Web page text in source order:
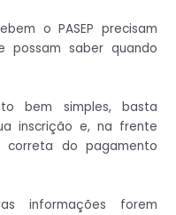
o PASEP precisam
possam saber quando
bem simples, basta
inscrição e, na frente
correta do pagamento
informações forem